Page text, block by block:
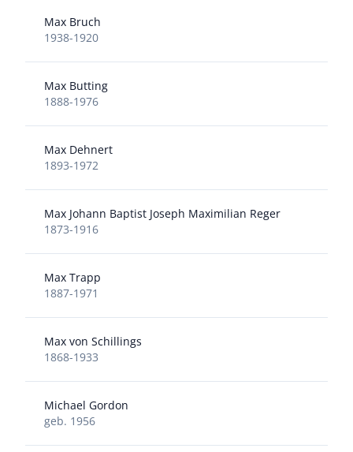
Max Bruch
1938-1920
Max Butting
1888-1976
Max Dehnert
1893-1972
Max Johann Baptist Joseph Maximilian Reger
1873-1916
Max Trapp
1887-1971
Max von Schillings
1868-1933
Michael Gordon
geb. 1956